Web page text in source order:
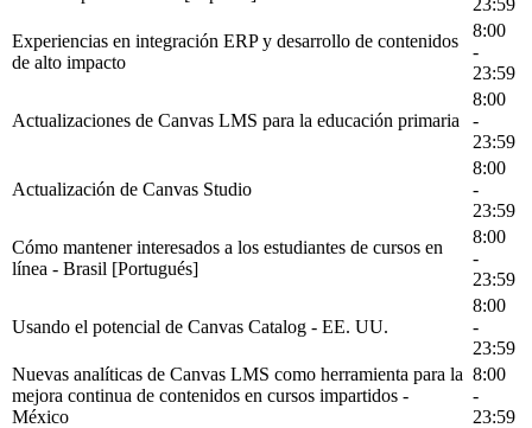
23:59
Experiencias en integración ERP y desarrollo de contenidos
de alto impacto
8:00
-
23:59
Actualizaciones de Canvas LMS para la educación primaria
8:00
-
23:59
Actualización de Canvas Studio
8:00
-
23:59
Cómo mantener interesados a los estudiantes de cursos en
línea - Brasil [Portugués]
8:00
-
23:59
Usando el potencial de Canvas Catalog - EE. UU.
8:00
-
23:59
Nuevas analíticas de Canvas LMS como herramienta para la
mejora continua de contenidos en cursos impartidos -
México
8:00
-
23:59